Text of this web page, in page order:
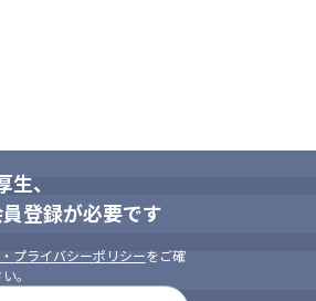
、
登録が必要です
プライバシーポリシーをご確
。